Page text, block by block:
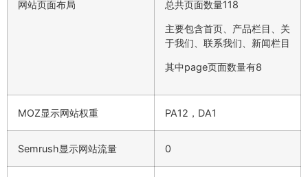
网站页面布局 总共页面数量118
主要包含首页、产品栏目、关
于我们、联系我们、新闻栏目
其中page页面数量有8
MOZ显示网站权重 PA12，DA1
Semrush显示网站流量 0